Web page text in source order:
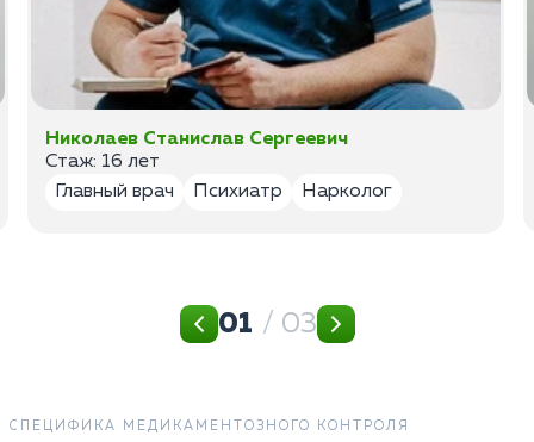
Николаев Станислав Сергеевич
Стаж: 16 лет
Главный врач
Психиатр Нарколог
01 / 03
СПЕЦИФИКА МЕДИКАМЕНТОЗНОГО КОНТРОЛЯ